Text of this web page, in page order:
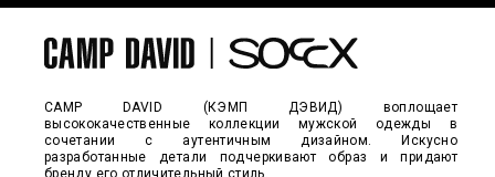
CAMP DAVID (КЭМП ДЭВИД) воплощает
высококачественные коллекции мужской одежды в
сочетании с аутентичным дизайном. Искусно
разработанные детали подчеркивают образ и придают
бренду его отличительный стиль.